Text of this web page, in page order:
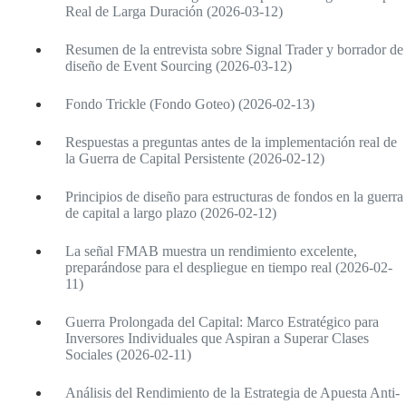
Real de Larga Duración (2026-03-12)
Resumen de la entrevista sobre Signal Trader y borrador de
diseño de Event Sourcing (2026-03-12)
Fondo Trickle (Fondo Goteo) (2026-02-13)
Respuestas a preguntas antes de la implementación real de
la Guerra de Capital Persistente (2026-02-12)
Principios de diseño para estructuras de fondos en la guerra
de capital a largo plazo (2026-02-12)
La señal FMAB muestra un rendimiento excelente,
preparándose para el despliegue en tiempo real (2026-02-
11)
Guerra Prolongada del Capital: Marco Estratégico para
Inversores Individuales que Aspiran a Superar Clases
Sociales (2026-02-11)
Análisis del Rendimiento de la Estrategia de Apuesta Anti-